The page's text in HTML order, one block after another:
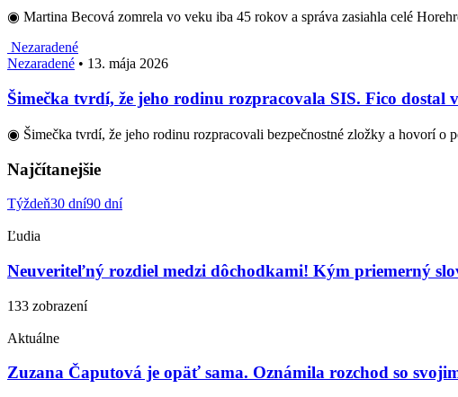
◉ Martina Becová zomrela vo veku iba 45 rokov a správa zasiahla celé
Nezaradené
Nezaradené • 13. mája 2026
Šimečka tvrdí, že jeho rodinu rozpracovala SIS. Fico
◉ Šimečka tvrdí, že jeho rodinu rozpracovali bezpečnostné zložky a hovorí
Najčítanejšie
Týždeň30 dní90 dní
Ľudia
Neuveriteľný rozdiel medzi dôchodkami! Kým priemerný
133 zobrazení
Aktuálne
Zuzana Čaputová je opäť sama. Oznámila rozchod so